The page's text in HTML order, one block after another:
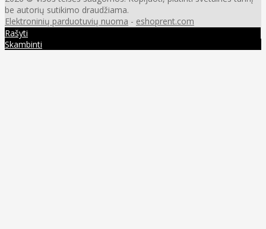
be autorių sutikimo draudžiama.
Elektroninių parduotuvių nuoma - eshoprent.com
Rašyti
Skambinti